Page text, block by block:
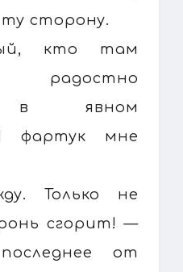
сторону.
кто там
радостно
в явном
фартук мне
Только не
сгорит! —
от